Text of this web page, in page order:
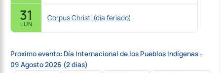
31
LUN
Corpus Christi (día feriado)
Proximo evento: Día Internacional de los Pueblos Indígenas -
09 Agosto 2026 (2 dias)